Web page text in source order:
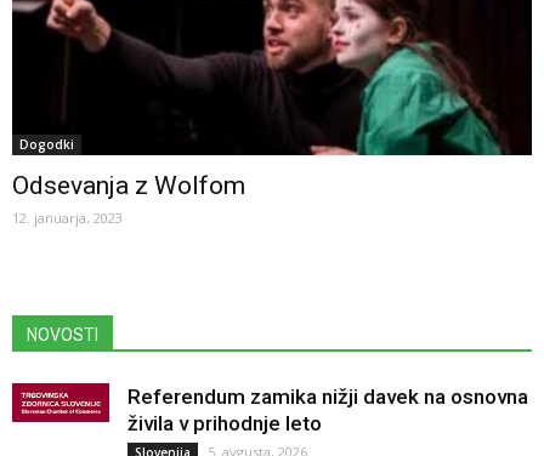
Dogodki
Odsevanja z Wolfom
12. januarja, 2023
NOVOSTI
Referendum zamika nižji davek na osnovna
živila v prihodnje leto
5. avgusta, 2026